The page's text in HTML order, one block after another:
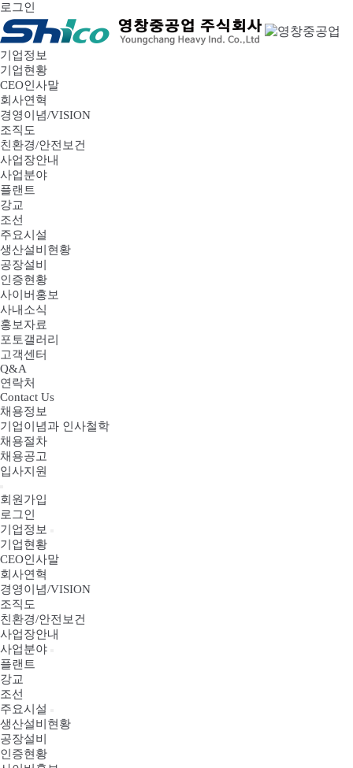
로그인
기업정보
기업현황
CEO인사말
회사연혁
경영이념/VISION
조직도
친환경/안전보건
사업장안내
사업분야
플랜트
강교
조선
주요시설
생산설비현황
공장설비
인증현황
사이버홍보
사내소식
홍보자료
포토갤러리
고객센터
Q&A
연락처
Contact Us
채용정보
기업이념과 인사철학
채용절차
채용공고
입사지원
회원가입
로그인
기업정보
기업현황
CEO인사말
회사연혁
경영이념/VISION
조직도
친환경/안전보건
사업장안내
사업분야
플랜트
강교
조선
주요시설
생산설비현황
공장설비
인증현황